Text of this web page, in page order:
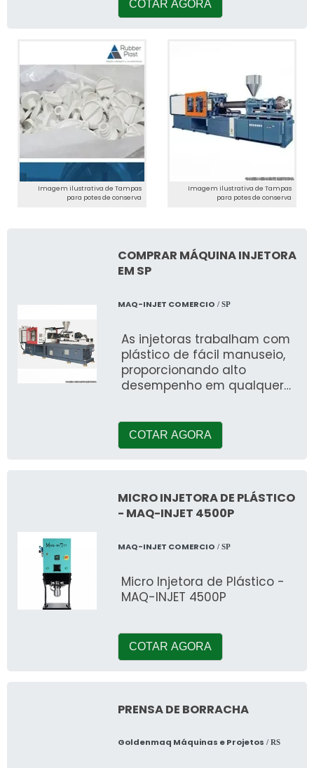
COTAR AGORA
Imagem ilustrativa de Tampas
para potes de conserva
Imagem ilustrativa de Tampas
para potes de conserva
COMPRAR MÁQUINA INJETORA
EM SP
MAQ-INJET COMERCIO / SP
As injetoras trabalham com
plástico de fácil manuseio,
proporcionando alto
desempenho em qualquer
de mat&eacu
COTAR AGORA
MICRO INJETORA DE PLÁSTICO
- MAQ-INJET 4500P
MAQ-INJET COMERCIO / SP
Micro Injetora de Plástico -
MAQ-INJET 4500P
COTAR AGORA
PRENSA DE BORRACHA
Goldenmaq Máquinas e Projetos / RS